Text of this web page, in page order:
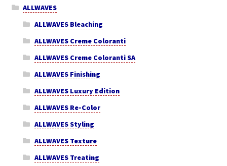
ALLWAVES
ALLWAVES Bleaching
ALLWAVES Creme Coloranti
ALLWAVES Creme Coloranti SA
ALLWAVES Finishing
ALLWAVES Luxury Edition
ALLWAVES Re-Color
ALLWAVES Styling
ALLWAVES Texture
ALLWAVES Treating